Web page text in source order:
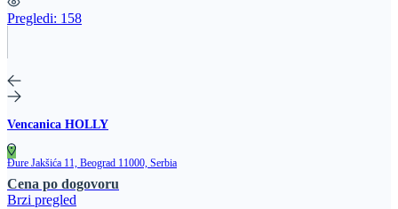
Pregledi: 158
Vencanica HOLLY
Đure Jakšića 11, Beograd 11000, Serbia
Cena po dogovoru
Brzi pregled